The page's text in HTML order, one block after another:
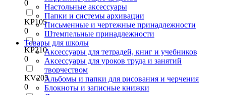
0
KP105
0
KP210
0
KV205
0
Настольные аксессуары
Папки и системы архивации
Письменные и чертежные принадлежности
Штемпельные принадлежности
Товары для школы
Аксессуары для тетрадей, книг и учебников
Аксессуары для уроков труда и занятий
творчеством
Альбомы и папки для рисования и черчения
Блокноты и записные книжки